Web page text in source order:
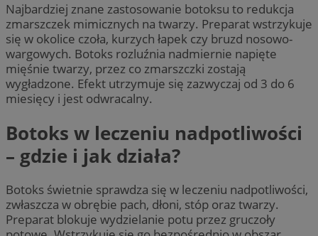
Najbardziej znane zastosowanie botoksu to redukcja
zmarszczek mimicznych na twarzy. Preparat wstrzykuje
się w okolice czoła, kurzych łapek czy bruzd nosowo-
wargowych. Botoks rozluźnia nadmiernie napięte
mięśnie twarzy, przez co zmarszczki zostają
wygładzone. Efekt utrzymuje się zazwyczaj od 3 do 6
miesięcy i jest odwracalny.
Botoks w leczeniu nadpotliwości
– gdzie i jak działa?
Botoks świetnie sprawdza się w leczeniu nadpotliwości,
zwłaszcza w obrębie pach, dłoni, stóp oraz twarzy.
Preparat blokuje wydzielanie potu przez gruczoły